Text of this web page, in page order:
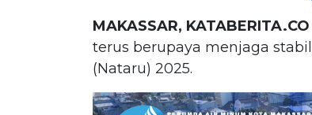
MAKASSAR, KATABERITA.CO
terus berupaya menjaga
(Nataru) 2025.